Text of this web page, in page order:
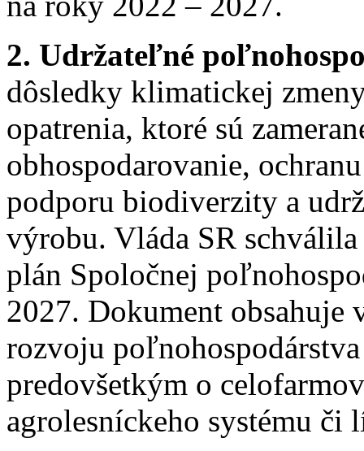
2. Udržateľné
dôsledky klimatickej
opatrenia, ktoré sú
obhospodarovanie,
podporu biodiverzity a
výrobu. Vláda SR
plán Spoločnej
2027. Dokument obsahuje
rozvoju
predovšetkým o
agrolesníckeho systému